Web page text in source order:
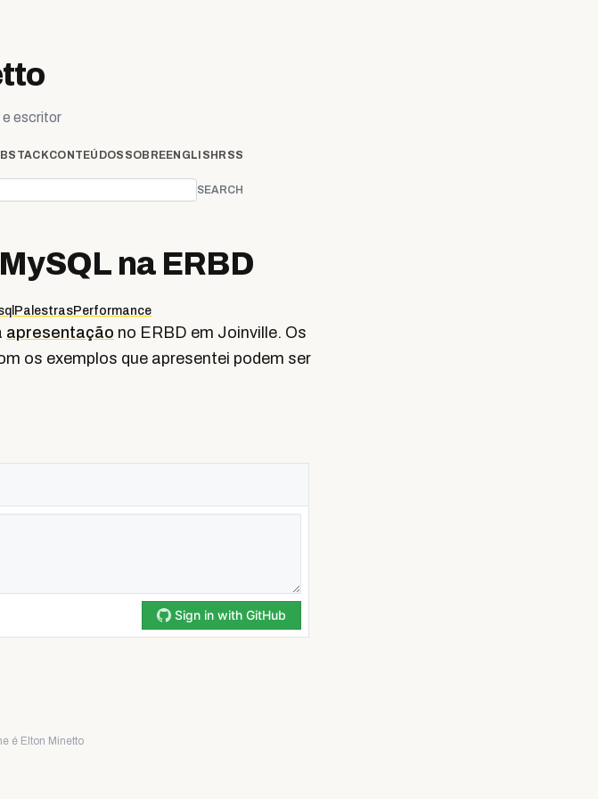
escritor
CONTEÚDOS SOBREENGLISH RSS
SEARCH
na ERBD
PalestrasPerformance
apresentação no ERBD em Joinville. Os
os exemplos que apresentei podem ser
é Elton Minetto